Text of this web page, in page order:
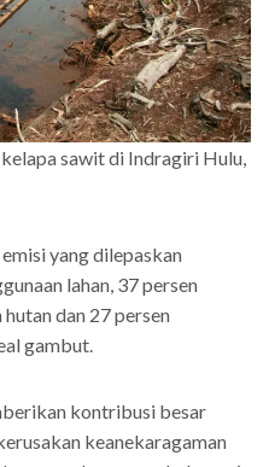
sawit di Indragiri Hulu,
yang dilepaskan
lahan, 37 persen
dan 27 persen
gambut.
kontribusi besar
keanekaragaman